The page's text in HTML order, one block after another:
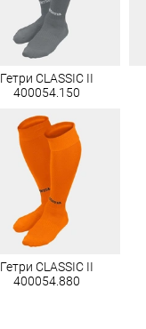
Гетри CLASSIC II
400054.150
Гетри CLASSIC II
400054.880